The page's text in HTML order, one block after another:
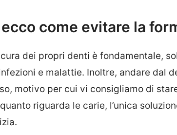
come evitare la
dei propri denti è fondamentale,
e malattie. Inoltre, andare dal
motivo per cui vi consigliamo di
riguarda le carie, l’unica